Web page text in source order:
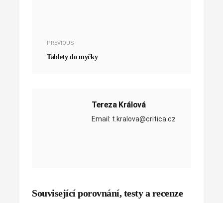
PREVIOUS
Tablety do myčky
Tereza Králová
Email: t.kralova@critica.cz
Související porovnání, testy a recenze